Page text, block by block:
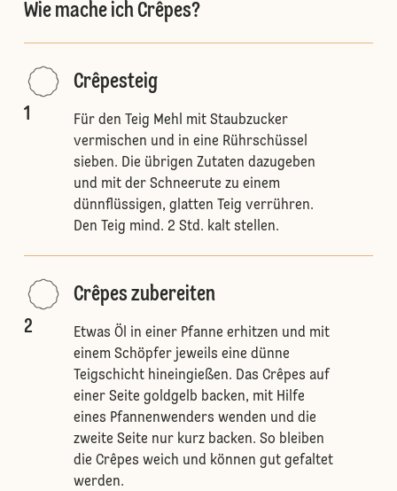
Wie mache ich Crêpes?
1
Crêpesteig
Für den Teig Mehl mit Staubzucker
vermischen und in eine Rührschüssel
sieben. Die übrigen Zutaten dazugeben
und mit der Schneerute zu einem
dünnflüssigen, glatten Teig verrühren.
Den Teig mind. 2 Std. kalt stellen.
2
Crêpes zubereiten
Etwas Öl in einer Pfanne erhitzen und mit
einem Schöpfer jeweils eine dünne
Teigschicht hineingießen. Das Crêpes auf
einer Seite goldgelb backen, mit Hilfe
eines Pfannenwenders wenden und die
zweite Seite nur kurz backen. So bleiben
die Crêpes weich und können gut gefaltet
werden.